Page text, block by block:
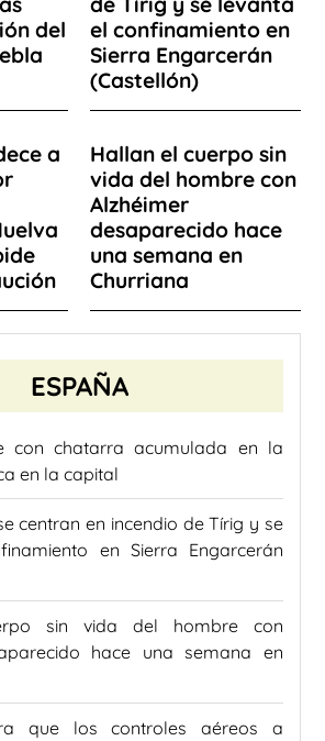
del
el confinamiento en
Sierra Engarcerán
(Castellón)
a
Hallan el cuerpo sin
vida del hombre con
Alzhéimer
desaparecido hace
una semana en
Churriana
ESPAÑA
con chatarra acumulada en la
en la capital
centran en incendio de Tírig y se
en Sierra Engarcerán
sin vida del hombre con
hace una semana en
que los controles aéreos a